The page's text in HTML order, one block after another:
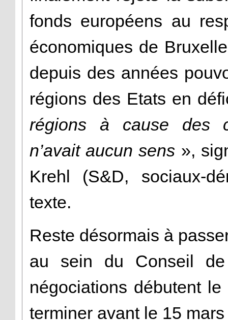
fonds européens au
économiques de
depuis des années
régions des Etats en
régions à cause des
n’avait aucun sens »,
Krehl (S&D, sociaux-
texte.
Reste désormais à
au sein du Conseil de
négociations débutent
terminer avant le 15